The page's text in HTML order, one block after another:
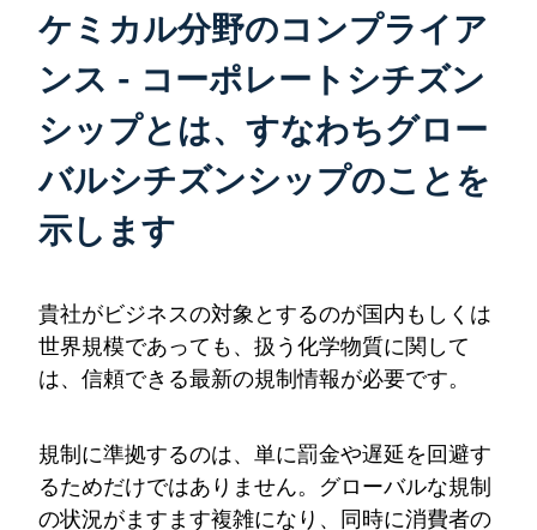
ケミカル分野のコンプライア
ンス - コーポレートシチズン
シップとは、すなわちグロー
バルシチズンシップのことを
示します
貴社がビジネスの対象とするのが国内もしくは
世界規模であっても、扱う化学物質に関して
は、信頼できる最新の規制情報が必要です。
規制に準拠するのは、単に罰金や遅延を回避す
るためだけではありません。グローバルな規制
の状況がますます複雑になり、同時に消費者の